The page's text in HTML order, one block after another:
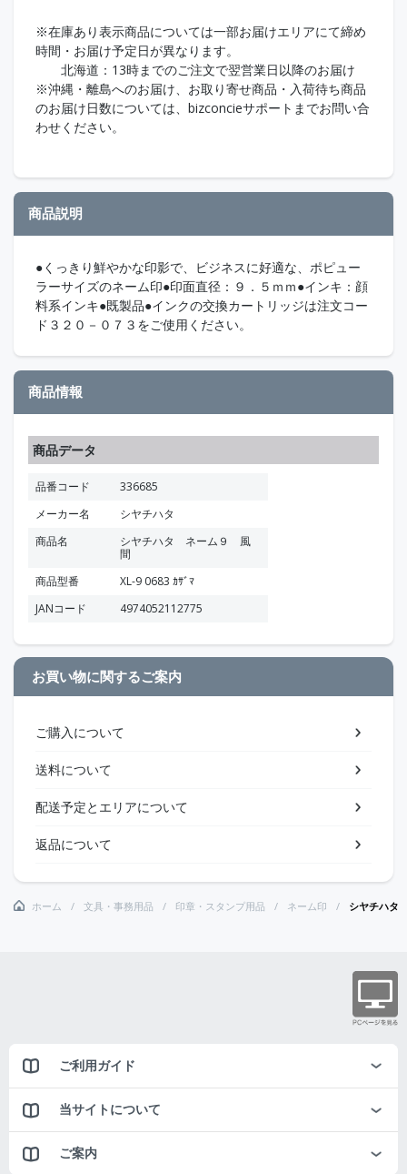
※在庫あり表示商品については一部お届けエリアにて締め
時間・お届け予定日が異なります。
北海道：13時までのご注文で翌営業日以降のお届け
※沖縄・離島へのお届け、お取り寄せ商品・入荷待ち商品
のお届け日数については、bizconcieサポートまでお問い合
わせください。
商品説明
●くっきり鮮やかな印影で、ビジネスに好適な、ポピュー
ラーサイズのネーム印●印面直径：９．５ｍｍ●インキ：顔
料系インキ●既製品●インクの交換カートリッジは注文コー
ド３２０－０７３をご使用ください。
商品情報
商品データ
品番コード
336685
メーカー名
シヤチハタ
商品名
シヤチハタ ネーム９ 風
間
商品型番
XL-9 0683 ｶｻﾞﾏ
JANコード
4974052112775
お買い物に関するご案内
ご購入について
送料について
配送予定とエリアについて
返品について
ホーム 文具・事務用品 印章・スタンプ用品 ネーム印 シヤチハ
ご利用ガイド
当サイトについて
ご案内